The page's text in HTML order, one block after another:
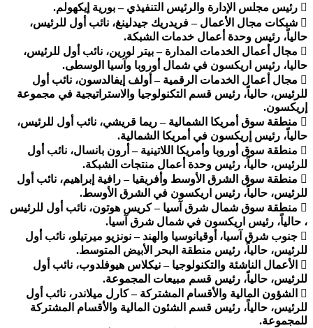
 رئيس مجلس الإدارة والرئيس التنفيذي – بورية إيكهولم.
 شبكات مجال الأعمال – فريدريك جيدلينغ، نائب أول للرئيس،
حالياً، رئيس وحدة أعمال خدمات الشبكة.
 مجال أعمال الخدمات المدارة – بيتر لورين، نائب أول للرئيس،
حاليا، رئيس اريكسون في شمال أوروبا وآسيا الوسطى.
 مجال أعمال الخدمات الرقمية – أولف إيفالدسون، نائب أول
للرئيس، حالياً، رئيس قسم التكنولوجيا والاستراتيجية في مجموعة
إريكسون.
 منطقة سوق أمريكا الشمالية – ريما قريشي، نائب أول للرئيس،
حالياً، رئيس إريكسون في أمريكا الشمالية.
 منطقة سوق أوروبا وأمريكا اللاتينية – أرون بانسال، نائب أول
للرئيس، حالياً، رئيس وحدة أعمال منتجات الشبكة.
 منطقة سوق الشرق الأوسط وأفريقيا – رافية إبراهيم، نائب أول
للرئيس، حالياً، رئيس اريكسون في الشرق الأوسط.
 منطقة سوق شمال شرق آسيا – كريس هوتون، نائب أول للرئيس
، حالياً، رئيس اريكسون في شمال شرق آسيا.
 جنوب شرق آسيا، أوقيانوسيا والهند – نونزيو ميرتيلو، نائب أول
للرئيس، حالياً، رئيس منطقة البحر الأبيض المتوسط.
 الأعمال الناشئة والتكنولوجيا – نيكلاس هيوفلدوب، نائب أول
للرئيس، حالياً، رئيس قسم مبيعات المجموعة.
 الشؤون المالية والأقسام المشتركة – كارل ميلاندر، نائب أول
للرئيس، حالياً، رئيس قسم الشئون المالية والأقسام المشتركة
للمجموعة.